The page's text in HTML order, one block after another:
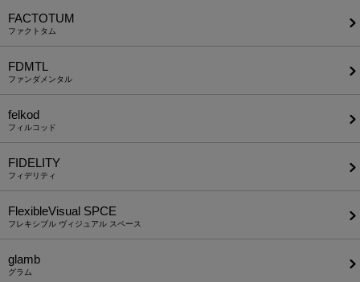
FACTOTUM
ファクトタム
FDMTL
ファンダメンタル
felkod
フィルコッド
FIDELITY
フィデリティ
FlexibleVisual SPCE
フレキシブル ヴィジュアル スペース
glamb
グラム